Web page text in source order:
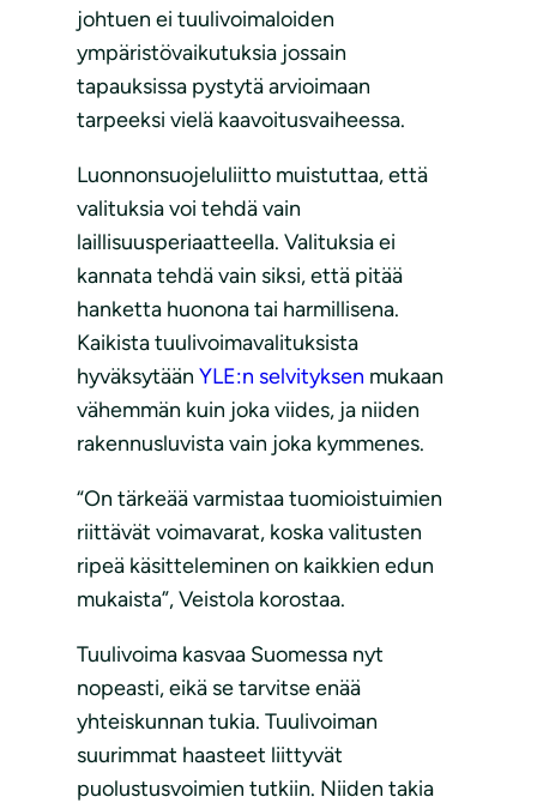
johtuen ei tuulivoimaloiden
ympäristövaikutuksia jossain
tapauksissa pystytä arvioimaan
tarpeeksi vielä kaavoitusvaiheessa.
Luonnonsuojeluliitto muistuttaa, että
valituksia voi tehdä vain
laillisuusperiaatteella. Valituksia ei
kannata tehdä vain siksi, että pitää
hanketta huonona tai harmillisena.
Kaikista tuulivoimavalituksista
hyväksytään YLE:n selvityksen mukaan
vähemmän kuin joka viides, ja niiden
rakennusluvista vain joka kymmenes.
“On tärkeää varmistaa tuomioistuimien
riittävät voimavarat, koska valitusten
ripeä käsitteleminen on kaikkien edun
mukaista”, Veistola korostaa.
Tuulivoima kasvaa Suomessa nyt
nopeasti, eikä se tarvitse enää
yhteiskunnan tukia. Tuulivoiman
suurimmat haasteet liittyvät
puolustusvoimien tutkiin. Niiden takia